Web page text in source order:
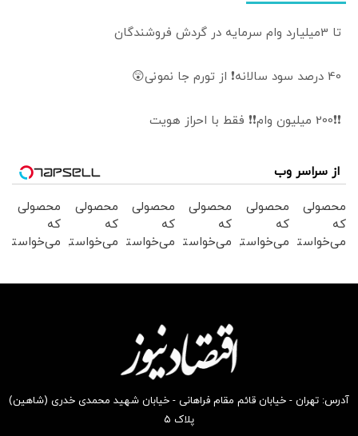
تا 3میلیارد وام سرمایه در گردش فروشندگان
40 درصد سود سالانه❗ از تورم جا نمونی😲
❗❗200 میلیون وام❗❗ فقط با احراز هویت
از سراسر وب
محصولی
که
می‌خواستی
محصولی
که
می‌خواستی
محصولی
که
می‌خواستی
بخر !
محصولی
که
می‌خواستی
بخر !
محصولی
که
می‌خواستی
محصولی
که
می‌خواستی
آدرس: تهران - خیابان قائم مقام فراهانی - خیابان شهید محمدی خدری (شاهین)
پلاک ۵